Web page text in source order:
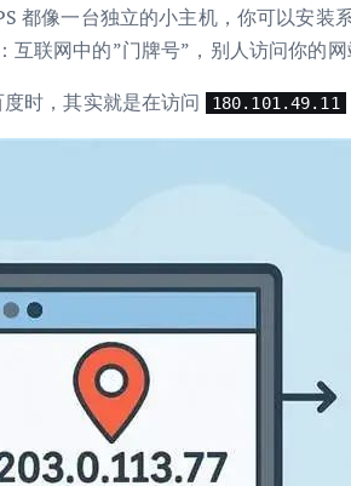
都像一台独立的小主机，你可以安装
：互联网中的”门牌号”，别人访问你的
时，其实就是在访问
180.101.49.11